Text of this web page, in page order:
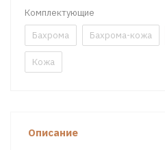
Комплектующие
Бахрома
Бахрома-кожа
Кожа
Описание